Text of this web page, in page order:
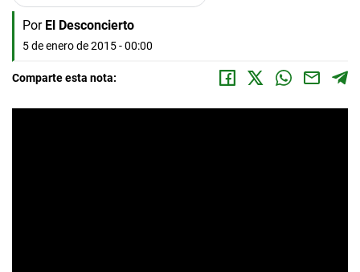
Por El Desconcierto
5 de enero de 2015 - 00:00
Comparte esta nota: